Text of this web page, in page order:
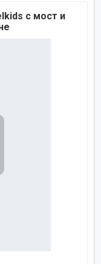
с мост и